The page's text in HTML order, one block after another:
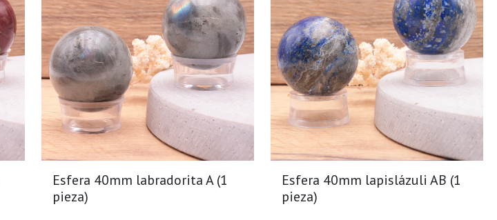
Esfera 40mm labradorita A (1
pieza)
Esfera 40mm lapislázuli AB (1
pieza)